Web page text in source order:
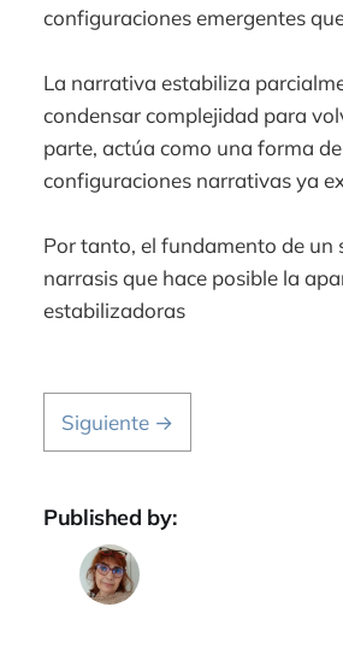
configuraciones emergentes
La narrativa estabiliza
condensar complejidad para
parte, actúa como una forma
configuraciones narrativas ya
Por tanto, el fundamento de un
narrasis que hace posible la
estabilizadoras
Siguiente →
Published by: